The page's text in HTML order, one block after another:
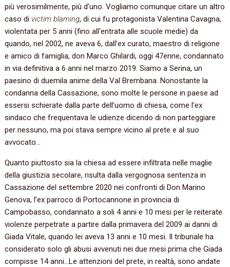
più verosimilmente, più d’uno. Vogliamo comunque citare un altro
caso di victim blaming, di cui fu protagonista Valentina Cavagna,
violentata per 5 anni (fino all’entrata alle scuole medie) da
quando, nel 2002, ne aveva 6, dall’ex curato, maestro di religione
e amico di famiglia, don Marco Ghilardi, oggi 47enne, condannato
in via definitiva a 6 anni nel marzo 2019. Siamo a Serina, un
paesino di duemila anime della Val Brembana. Nonostante la
condanna della Cassazione, sono molte le persone in paese ad
essersi schierate dalla parte dell’uomo di chiesa, come l’ex
sindaco che frequentava le udienze dicendo di non parteggiare
per nessuno, ma poi stava sempre vicino al prete e al suo
avvocato…
Quanto piuttosto sia la chiesa ad essere infiltrata nelle maglie
della giustizia secolare, risulta dalla vergognosa sentenza in
Cassazione del settembre 2020 nei confronti di Don Marino
Genova, l’ex parroco di Portocannone in provincia di
Campobasso, condannato a soli 4 anni e 10 mesi per le reiterate
violenze perpetrate a partire dalla primavera del 2009 ai danni di
Giada Vitale, quando lei aveva 13 anni e 10 mesi. Il tribunale ha
considerato solo gli abusi avvenuti nei due mesi prima che Giada
compisse 14 anni…Le attenzioni del prete, in realtà, sono andate